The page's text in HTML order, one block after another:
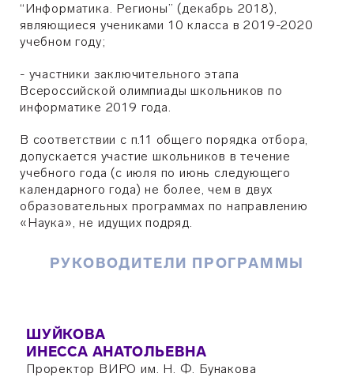
“Информатика. Регионы” (декабрь 2018),
являющиеся учениками 10 класса в 2019-2020
учебном году;
- участники заключительного этапа
Всероссийской олимпиады школьников по
информатике 2019 года.
В соответствии с п.11 общего порядка отбора,
допускается участие школьников в течение
учебного года (с июля по июнь следующего
календарного года) не более, чем в двух
образовательных программах по направлению
«Наука», не идущих подряд.
РУКОВОДИТЕЛИ ПРОГРАММЫ
ШУЙКОВА
ИНЕССА АНАТОЛЬЕВНА
Проректор ВИРО им. Н. Ф. Бунакова